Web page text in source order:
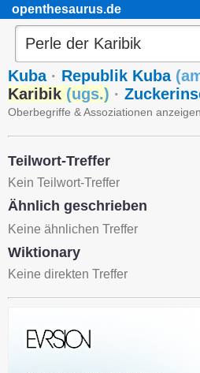
openthesaurus.de
Kuba · Republik Kuba (
Karibik (ugs.) ·
Oberbegriffe & Assoziationen anzeigen
Teilwort-Treffer
Kein Teilwort-Treffer
Ähnlich geschrieben
Keine ähnlichen Treffer
Wiktionary
Keine direkten Treffer